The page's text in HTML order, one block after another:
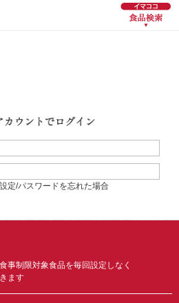
定/パスワードを忘れた場合
事制限対象食品を毎回設定しなく
ます